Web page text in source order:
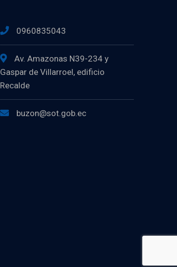
0960835043
Av. Amazonas N39-234 y
Gaspar de Villarroel, edificio
Recalde
buzon@sot.gob.ec